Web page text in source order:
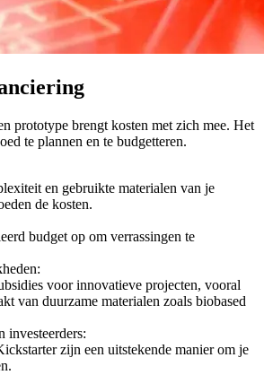
prototype brengt kosten met zich mee. Het
te plannen en te budgetteren.
en gebruikte materialen van je
de kosten.
budget op om verrassingen te
voor innovatieve projecten, vooral
van duurzame materialen zoals biobased
investeerders:
zijn een uitstekende manier om je